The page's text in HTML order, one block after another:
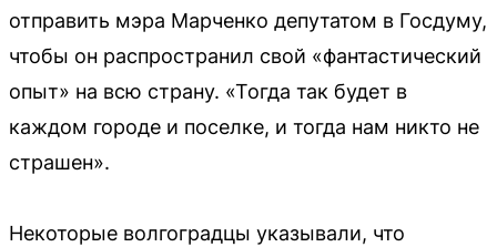
отправить мэра Марченко депутатом в Госдуму,
чтобы он распространил свой «фантастический
опыт» на всю страну. «Тогда так будет в
каждом городе и поселке, и тогда нам никто не
страшен».
Некоторые волгоградцы указывали, что